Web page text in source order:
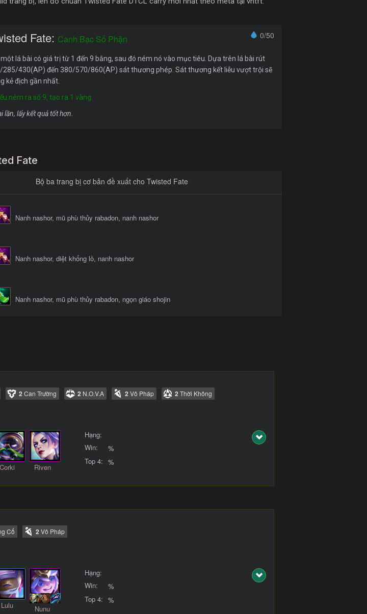
Fate: Canh Bạc Số Phận 0/50
lá bài có giá trị từ 1 đến 9 bằng, sau đó ném nó vào mục tiêu. Dựa trên lá bài rút
285/430(AP) đến 380/570/860(AP) sát thương phép. Sát thương kết liễu vượt trội sẽ
kẻ địch gần nhất.
ném ra số 9, tạo ra 1 vàng.
lần, lấy kết quả tốt hơn.
Fate
Bộ ba trang bị cơ bản đề xuất cho Twisted Fate
Nanh nashor, mũ phù thủy rabadon, nanh nashor
Nanh nashor, diệt khổng lồ, nanh nashor
Nanh nashor, mũ phù thủy rabadon, ngọn giáo shojin
2 Can Trường 2 N.O.V.A 2 Vô Pháp 2 Thời Không
Corki Riven
Hạng:
Win:
%
Top 4: %
Cổ 2 Vô Pháp
Lulu Nunu
Hạng:
Win:
%
Top 4: %